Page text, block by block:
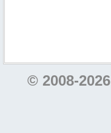
© 2008-2026